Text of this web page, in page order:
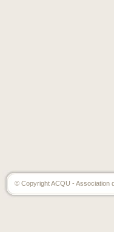
© Copyright ACQU - Association